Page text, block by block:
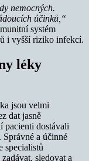
nemocných.
účinků,“
systém
i vyšší riziko infekcí.
léky
jsou velmi
dat jasně
pacienti dostávali
a účinné
specialistů
sledovat a